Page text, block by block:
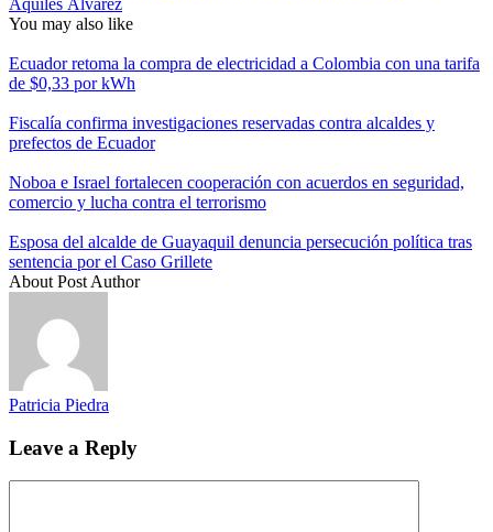
Aquiles Álvarez
You may also like
Ecuador retoma la compra de electricidad a Colombia con una tarifa
de $0,33 por kWh
Fiscalía confirma investigaciones reservadas contra alcaldes y
prefectos de Ecuador
Noboa e Israel fortalecen cooperación con acuerdos en seguridad,
comercio y lucha contra el terrorismo
Esposa del alcalde de Guayaquil denuncia persecución política tras
sentencia por el Caso Grillete
About Post Author
Patricia Piedra
Leave a Reply